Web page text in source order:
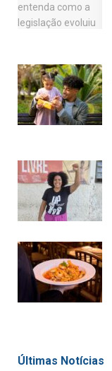
Últimas Notícias